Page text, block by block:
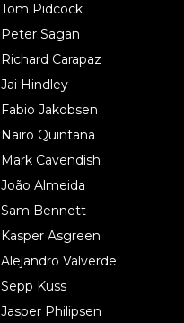
Tom Pidcock
Peter Sagan
Richard Carapaz
Jai Hindley
Fabio Jakobsen
Nairo Quintana
Mark Cavendish
João Almeida
Sam Bennett
Kasper Asgreen
Alejandro Valverde
Sepp Kuss
Jasper Philipsen